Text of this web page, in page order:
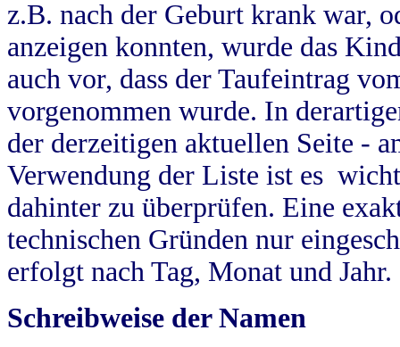
z.B. nach der Geburt krank war,
anzeigen konnten, wurde das
auch vor, dass der Taufeintrag
vorgenommen wurde. In
der derzeitigen aktuellen Seite -
Verwendung der Liste ist es
dahinter zu überprüfen. Eine
technischen Gründen nur
erfolgt nach Tag, Monat und Jahr.
Schreibweise der Namen